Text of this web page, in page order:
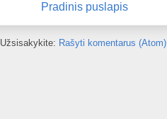
Pradinis puslapis
Užsisakykite: Rašyti komentarus (Atom)